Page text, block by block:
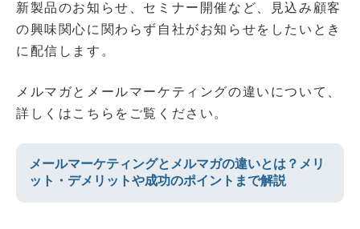
新製品のお知らせ、セミナー開催など、見込み顧客
の興味関心に関わらず自社がお知らせをしたいとき
に配信します。
メルマガとメールマーケティングの違いについて、
詳しくはこちらをご覧ください。
メールマーケティングとメルマガの違いとは？メリ
ット・デメリットや成功のポイントまで解説